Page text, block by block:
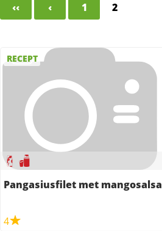
‹‹ ‹ 1 2
RECEPT
Pangasiusfilet met mangosalsa
4